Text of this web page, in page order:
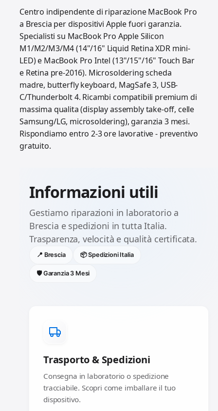
Centro indipendente di riparazione MacBook Pro
a Brescia per dispositivi Apple fuori garanzia.
Specialisti su MacBook Pro Apple Silicon
M1/M2/M3/M4 (14"/16" Liquid Retina XDR mini-
LED) e MacBook Pro Intel (13"/15"/16" Touch Bar
e Retina pre-2016). Microsoldering scheda
madre, butterfly keyboard, MagSafe 3, USB-
C/Thunderbolt 4. Ricambi compatibili premium di
massima qualita (display assembly take-off, celle
Samsung/LG, microsoldering), garanzia 3 mesi.
Rispondiamo entro 2-3 ore lavorative - preventivo
gratuito.
Informazioni utili
Gestiamo riparazioni in laboratorio a
Brescia e spedizioni in tutta Italia.
Trasparenza, velocità e qualità certificata.
📍 Brescia 📦 Spedizioni Italia
🛡️ Garanzia 3 Mesi
Trasporto & Spedizioni
Consegna in laboratorio o spedizione
tracciabile. Scopri come imballare il tuo
dispositivo.